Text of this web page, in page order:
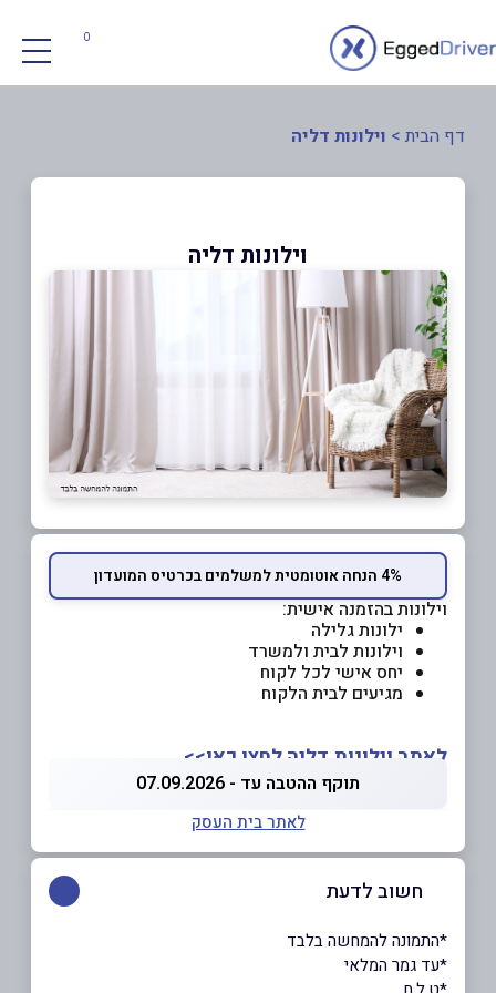
0
דף הבית > וילונות דליה
וילונות דליה
4% הנחה אוטומטית למשלמים בכרטיס המועדון
וילונות בהזמנה אישית:
ילונות גלילה
וילונות לבית ולמשרד
יחס אישי לכל לקוח
מגיעים לבית הלקוח
לאתר וילונות דליה לחצו כאן>>
תוקף ההטבה עד - 07.09.2026
לאתר בית העסק
חשוב לדעת
*התמונה להמחשה בלבד
*עד גמר המלאי